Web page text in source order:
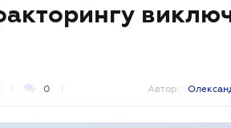
0 Автор: